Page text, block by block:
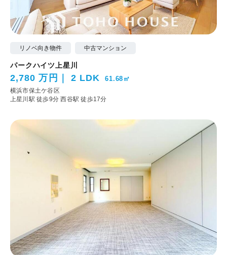
リノベ向き物件 中古マンション
パークハイツ上星川
2,780 万円 2 LDK 61.68㎡
横浜市保土ケ谷区
上星川駅 徒歩9分西谷駅 徒歩17分